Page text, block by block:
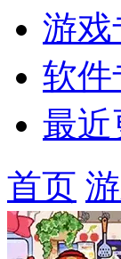
游戏
软件
最近
首页